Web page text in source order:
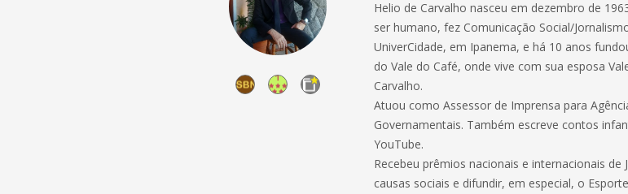
Helio de Carvalho nasceu em dezembro de
ser humano, fez Comunicação Social/
UniverCidade, em Ipanema, e há 10 anos
do Vale do Café, onde vive com sua esposa
Carvalho.
Atuou como Assessor de Imprensa para
Governamentais. Também escreve contos
YouTube.
Recebeu prêmios nacionais e internacionais
causas sociais e difundir, em especial, o